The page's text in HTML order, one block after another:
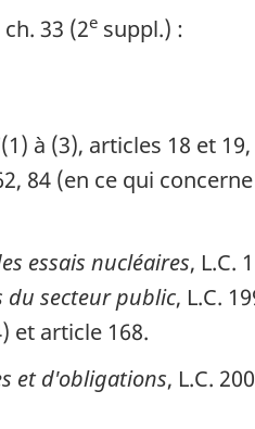
ch. 33 (2e suppl.) :
à (3), articles 18 et
84 (en ce qui
essais nucléaires, L.C.
du secteur public, L.C.
et article 168.
et d'obligations, L.C.